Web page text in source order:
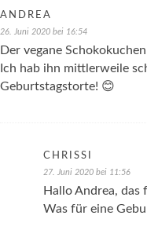
ANDREA
26. Juni 2020 bei 16:54
Der vegane
Ich hab ihn mittlerweile
Geburtstagstorte! 😊
CHRISSI
27. Juni 2020 bei 11:56
Hallo Andrea,
Was für eine